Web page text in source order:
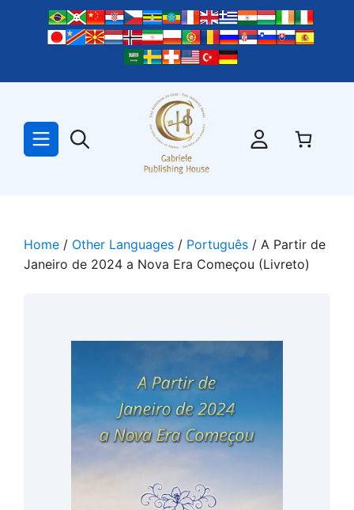
Home / Other Languages / Português / A Partir de
Janeiro de 2024 a Nova Era Começou (Livreto)